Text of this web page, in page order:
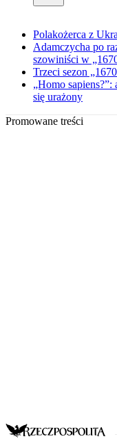
Polakożerca z
Adamczycha po
szowiniści w
Trzeci sezon
„Homo
się urażony
Promowane treści